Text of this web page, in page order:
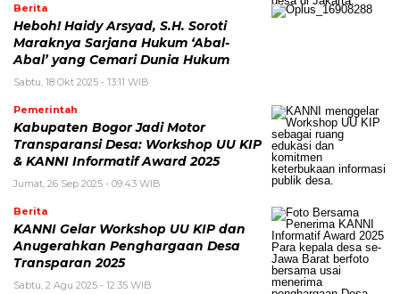
Berita
Heboh! Haidy Arsyad, S.H. Soroti
Maraknya Sarjana Hukum ‘Abal-
Abal’ yang Cemari Dunia Hukum
Sabtu, 18 Okt 2025 - 13:11 WIB
Pemerintah
Kabupaten Bogor Jadi Motor
Transparansi Desa: Workshop UU KIP
& KANNI Informatif Award 2025
Jumat, 26 Sep 2025 - 09:43 WIB
Berita
KANNI Gelar Workshop UU KIP dan
Anugerahkan Penghargaan Desa
Transparan 2025
Sabtu, 2 Agu 2025 - 12:35 WIB